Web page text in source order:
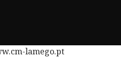
lamego.pt